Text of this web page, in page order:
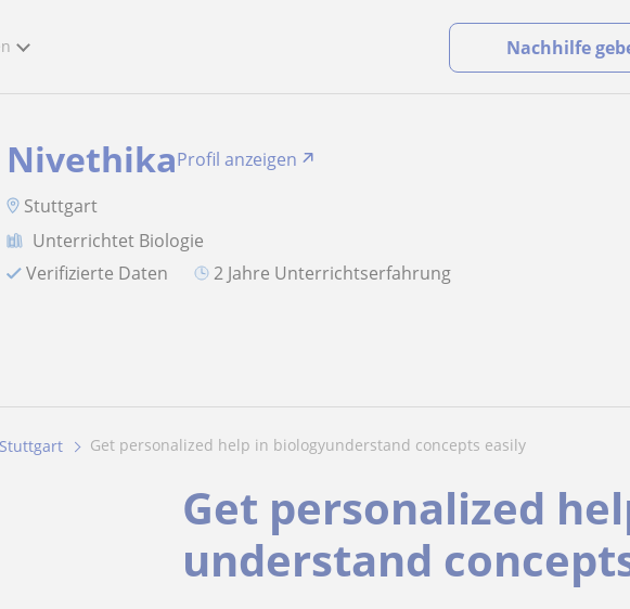
Nachhilfe
NivethikaProfil anzeigen
Stuttgart
Unterrichtet Biologie
Verifizierte Daten
2 Jahre Unterrichtserfahrung
Stuttgart Get personalized help in biologyunderstand concepts easily
Get personalized
understand